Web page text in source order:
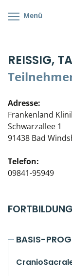
Menü
REISSIG,
Adresse:
Frankenland
Schwarzallee 1
91438 Bad
Telefon:
09841-95949
BASIS-
Cranial/Neurale
Parietale
Viszerale
Klinische &
Live Online-Kurse
Bonus-
Wissenswertes
Teilnehmerliste
Stellenbörse
Soziales